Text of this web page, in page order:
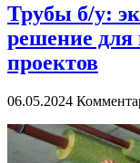
Трубы б/у:
решение
проектов
06.05.2024